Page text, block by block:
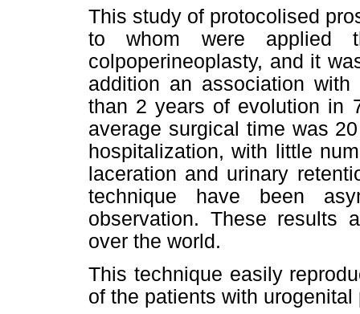
This study of protocolised
to whom were applied
colpoperineoplasty, and it
addition an association
than 2 years of evolution in
average surgical time was
hospitalization, with little
laceration and urinary
technique have been
observation. These results
over the world.
This technique easily
of the patients with urogenital